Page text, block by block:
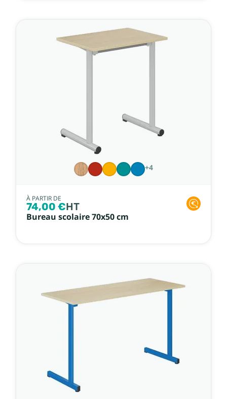
+4
À PARTIR DE
74,00 €HT
Bureau scolaire 70x50 cm